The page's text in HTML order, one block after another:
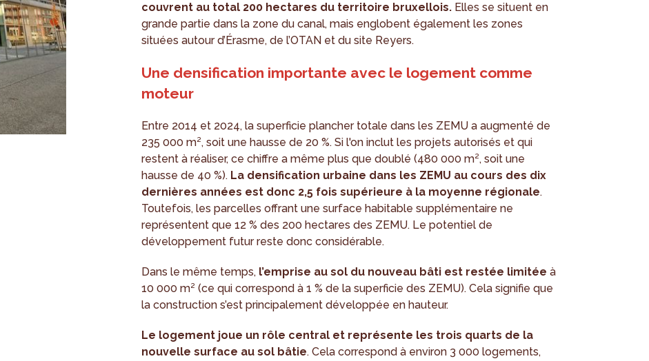
couvrent au total 200 hectares du territoire bruxellois. Elles se situent en
grande partie dans la zone du canal, mais englobent également les zones
situées autour d’Érasme, de l’OTAN et du site Reyers.
Une densification importante avec le logement comme
moteur
Entre 2014 et 2024, la superficie plancher totale dans les ZEMU a augmenté de
235 000 m², soit une hausse de 20 %. Si l'on inclut les projets autorisés et qui
restent à réaliser, ce chiffre a même plus que doublé (480 000 m², soit une
hausse de 40 %). La densification urbaine dans les ZEMU au cours des dix
dernières années est donc 2,5 fois supérieure à la moyenne régionale.
Toutefois, les parcelles offrant une surface habitable supplémentaire ne
représentent que 12 % des 200 hectares des ZEMU. Le potentiel de
développement futur reste donc considérable.
Dans le même temps, l’emprise au sol du nouveau bâti est restée limitée à
10 000 m² (ce qui correspond à 1 % de la superficie des ZEMU). Cela signifie que
la construction s’est principalement développée en hauteur.
Le logement joue un rôle central et représente les trois quarts de la
nouvelle surface au sol bâtie. Cela correspond à environ 3 000 logements,